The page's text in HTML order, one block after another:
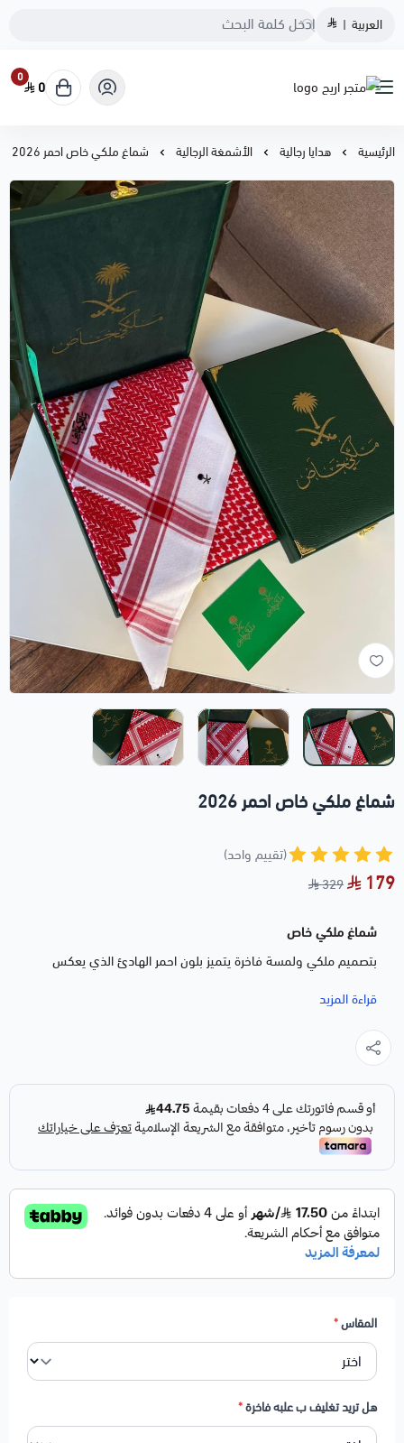
العربية |
متجر اريج
0
0
الرئيسية هدايا رجالية الأشمغة الرجالية شماغ ملكي خاص احمر 2026
شماغ ملكي خاص احمر 2026
(تقييم واحد)
179
329
شماغ ملكي خاص
بتصميم ملكي ولمسة فاخرة يتميز بلون احمر الهادئ الذي يعكس
الذوق الرفيع ويعطي مظهراً متوازنًا ومميزا مناسب لمن يبحث عن
قطن 100% ناعم ومريح على الرأس
ثبات ممتاز وسهل الترتيب
ملحقات كاملة بتنسيق أنيق
كرت إهداء مع إمكانية الكتابة حسب الطلب
يحافظ على شكله ولونه مع الاستخدام
قراءة المزيد
المقاس*
هل تريد تغليف ب علبه فاخرة*